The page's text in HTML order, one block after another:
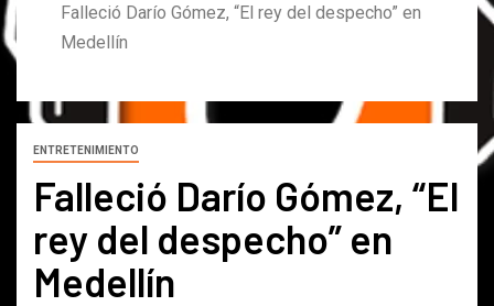
Falleció Darío Gómez, “El rey del despecho” en
Medellín
ENTRETENIMIENTO
Falleció Darío Gómez, “El
rey del despecho” en
Medellín